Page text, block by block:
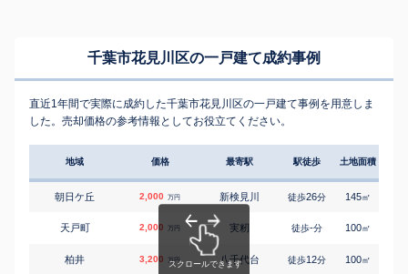
千葉市花見川区の一戸建て成約事例
直近1年間で実際に成約した千葉市花見川区の一戸建て事例を用意しま
した。売却価格の参考情報としてお役立てください。
地域 価格 最寄駅 駅徒歩 土地面積
朝日ケ丘 2,000 万円 新検見川 徒歩26分 145㎡
天戸町 2,000 万円 実籾 徒歩-分 100㎡
柏井 3,200 万円 八千代台 徒歩12分 100㎡